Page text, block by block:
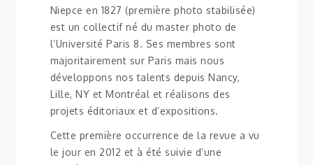
Niepce en 1827 (première photo stabilisée)
est un collectif né du master photo de
l’Université Paris 8. Ses membres sont
majoritairement sur Paris mais nous
développons nos talents depuis Nancy,
Lille, NY et Montréal et réalisons des
projets éditoriaux et d’expositions.
Cette première occurrence de la revue a vu
le jour en 2012 et à été suivie d’une